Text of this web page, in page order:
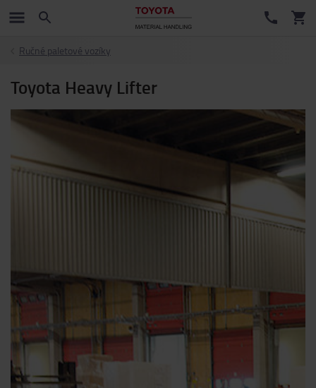
Ručné paletové vozíky
Toyota Heavy Lifter